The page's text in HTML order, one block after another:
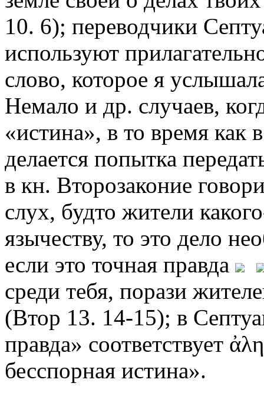
10. 6); переводчики
используют
слово, которое я
Немало и др. случаев,
«истина», в то время как
делается попытка
в кн. Второзаконие
слух, будто жители
язычеству, то это дело
если это точная правда
среди тебя, порази
(Втор 13. 14-15); в
правда» соответствует
бесспорная истина».